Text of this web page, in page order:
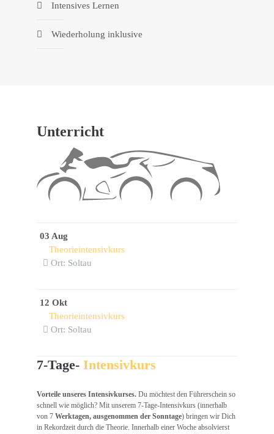
Intensives Lernen
Wiederholung inklusive
Unterricht
03 Aug
Theorieintensivkurs
Ort: Soltau
12 Okt
Theorieintensivkurs
Ort: Soltau
7-Tage- Intensivkurs
Vorteile unseres Intensivkurses. Du möchtest den Führerschein so
schnell wie möglich? Mit unserem 7-Tage-Intensivkurs (innerhalb
von 7 Werktagen, ausgenommen der Sonntage) bringen wir Dich
in Rekordzeit durch die Theorie. Innerhalb einer Woche absolvierst